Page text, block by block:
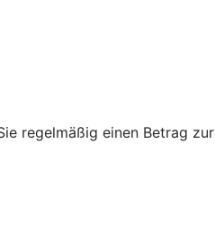
regelmäßig einen Betrag zur